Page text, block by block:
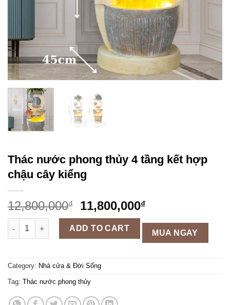
Thác nước phong thủy 4 tầng kết hợp
chậu cây kiểng
12,800,000₫ 11,800,000₫
Thác nước phong thủy 4 tầng kết hợp chậu cây kiểng quantity
ADD TO CART MUA NGAY
Category: Nhà cửa & Đời Sống
Tag: Thác nước phong thủy